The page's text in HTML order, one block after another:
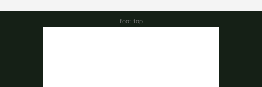
foot top